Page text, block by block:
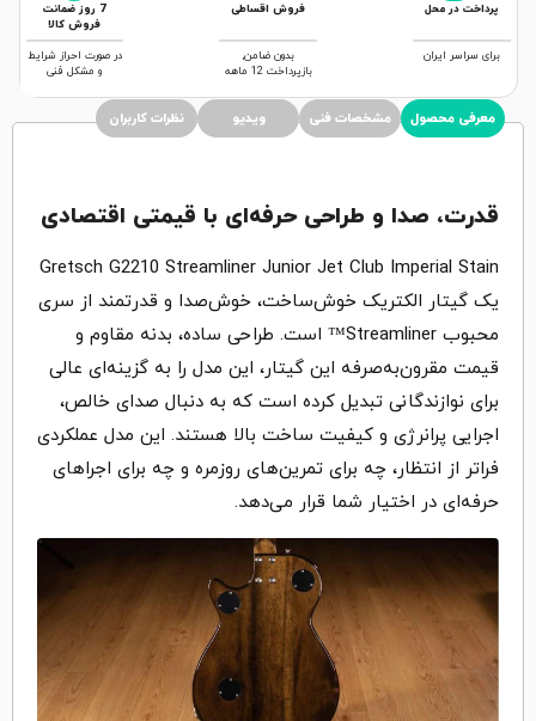
پرداخت در محل
برای سراسر ایران
فروش اقساطی
بدون ضامن,
بازپرداخت 12 ماهه
7 روز ضمانت
فروش کالا
در صورت احراز شرایط
و مشکل فنی
معرفی محصول مشخصات فنی ویدیو نظرات کاربران
قدرت، صدا و طراحی حرفه‌ای با قیمتی اقتصادی
Gretsch G2210 Streamliner Junior Jet Club Imperial Stain
یک گیتار الکتریک خوش‌ساخت، خوش‌صدا و قدرتمند از سری
محبوب Streamliner™ است. طراحی ساده، بدنه مقاوم و
قیمت مقرون‌به‌صرفه این گیتار، این مدل را به گزینه‌ای عالی
برای نوازندگانی تبدیل کرده است که به دنبال صدای خالص،
اجرایی پرانرژی و کیفیت ساخت بالا هستند. این مدل عملکردی
فراتر از انتظار، چه برای تمرین‌های روزمره و چه برای اجراهای
حرفه‌ای در اختیار شما قرار می‌دهد.